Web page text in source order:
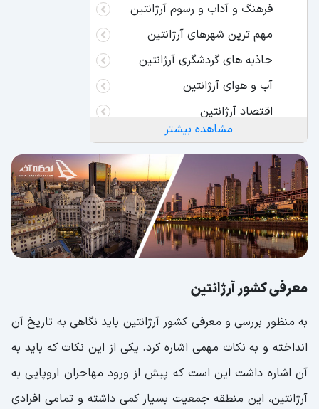
فرهنگ و آداب و رسوم آرژانتین
مهم ترین شهرهای آرژانتین
جاذبه های گردشگری آرژانتین
آب و هوای آرژانتین
اقتصاد آرژانتین
نقشه آرژانتین
عکس کشور آرژانتین
مشاهده بیشتر
معرفی کشور آرژانتین
به منظور بررسی و معرفی کشور آرژانتین باید نگاهی به تاریخ آن
انداخته و به نکات مهمی اشاره کرد. یکی از این نکات که باید به
آن اشاره داشت این است که پیش از ورود مهاجران اروپایی به
آرژانتین، این منطقه جمعیت بسیار کمی داشته و تمامی افرادی